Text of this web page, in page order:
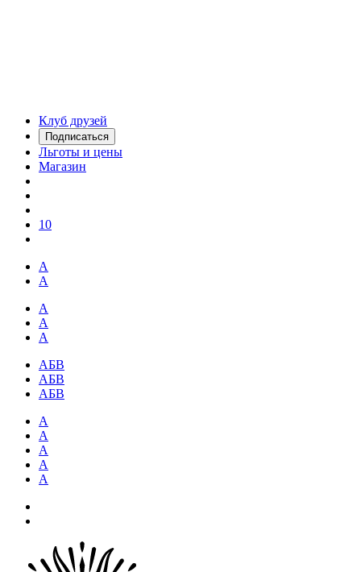
Клуб друзей
Подписаться
Льготы и цены
Магазин
10
А
А
А
А
А
АБВ
АБВ
АБВ
А
А
А
А
А